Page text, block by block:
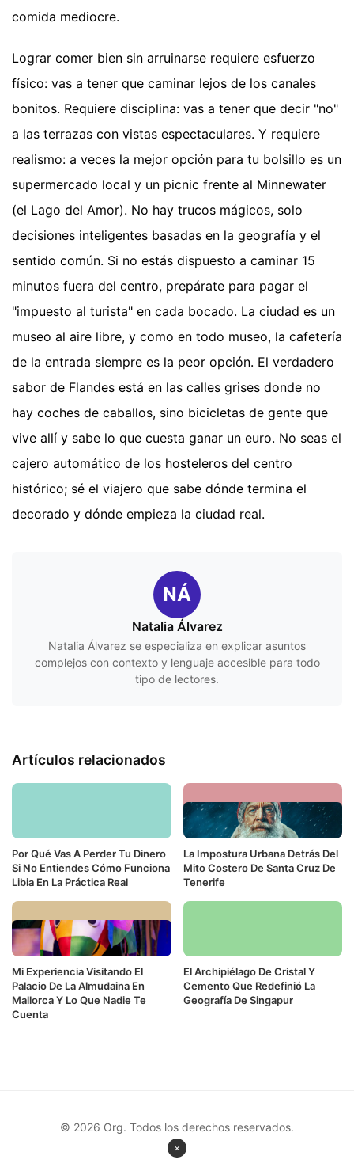
comida mediocre.
Lograr comer bien sin arruinarse requiere esfuerzo
físico: vas a tener que caminar lejos de los canales
bonitos. Requiere disciplina: vas a tener que decir "no"
a las terrazas con vistas espectaculares. Y requiere
realismo: a veces la mejor opción para tu bolsillo es un
supermercado local y un picnic frente al Minnewater
(el Lago del Amor). No hay trucos mágicos, solo
decisiones inteligentes basadas en la geografía y el
sentido común. Si no estás dispuesto a caminar 15
minutos fuera del centro, prepárate para pagar el
"impuesto al turista" en cada bocado. La ciudad es un
museo al aire libre, y como en todo museo, la cafetería
de la entrada siempre es la peor opción. El verdadero
sabor de Flandes está en las calles grises donde no
hay coches de caballos, sino bicicletas de gente que
vive allí y sabe lo que cuesta ganar un euro. No seas el
cajero automático de los hosteleros del centro
histórico; sé el viajero que sabe dónde termina el
decorado y dónde empieza la ciudad real.
NÁ
Natalia Álvarez
Natalia Álvarez se especializa en explicar asuntos
complejos con contexto y lenguaje accesible para todo
tipo de lectores.
Artículos relacionados
Por Qué Vas A Perder Tu Dinero
Si No Entiendes Cómo Funciona
Libia En La Práctica Real
La Impostura Urbana Detrás Del
Mito Costero De Santa Cruz De
Tenerife
Mi Experiencia Visitando El
Palacio De La Almudaina En
Mallorca Y Lo Que Nadie Te
Cuenta
El Archipiélago De Cristal Y
Cemento Que Redefinió La
Geografía De Singapur
×
© 2026 Org. Todos los derechos reservados.